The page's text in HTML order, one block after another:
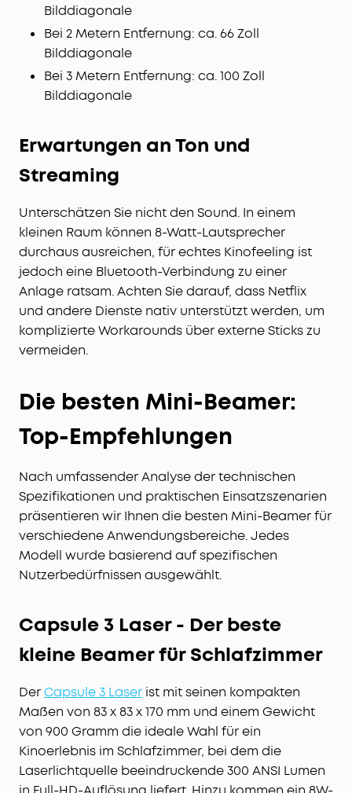
Bilddiagonale
Bei 2 Metern Entfernung: ca. 66 Zoll
Bilddiagonale
Bei 3 Metern Entfernung: ca. 100 Zoll
Bilddiagonale
Erwartungen an Ton und
Streaming
Unterschätzen Sie nicht den Sound. In einem
kleinen Raum können 8-Watt-Lautsprecher
durchaus ausreichen, für echtes Kinofeeling ist
jedoch eine Bluetooth-Verbindung zu einer
Anlage ratsam. Achten Sie darauf, dass Netflix
und andere Dienste nativ unterstützt werden, um
komplizierte Workarounds über externe Sticks zu
vermeiden.
Die besten Mini-Beamer:
Top-Empfehlungen
Nach umfassender Analyse der technischen
Spezifikationen und praktischen Einsatzszenarien
präsentieren wir Ihnen die besten Mini-Beamer für
verschiedene Anwendungsbereiche. Jedes
Modell wurde basierend auf spezifischen
Nutzerbedürfnissen ausgewählt.
Capsule 3 Laser - Der beste
kleine Beamer für Schlafzimmer
DerCapsule 3 Laser ist mit seinen kompakten
Maßen von 83 x 83 x 170 mm und einem Gewicht
von 900 Gramm die ideale Wahl für ein
Kinoerlebnis im Schlafzimmer, bei dem die
Laserlichtquelle beeindruckende 300 ANSI Lumen